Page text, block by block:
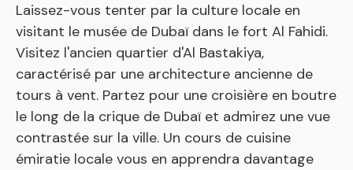
Laissez-vous tenter par la culture locale en
visitant le musée de Dubaï dans le fort Al Fahidi.
Visitez l'ancien quartier d'Al Bastakiya,
caractérisé par une architecture ancienne de
tours à vent. Partez pour une croisière en boutre
le long de la crique de Dubaï et admirez une vue
contrastée sur la ville. Un cours de cuisine
émiratie locale vous en apprendra davantage